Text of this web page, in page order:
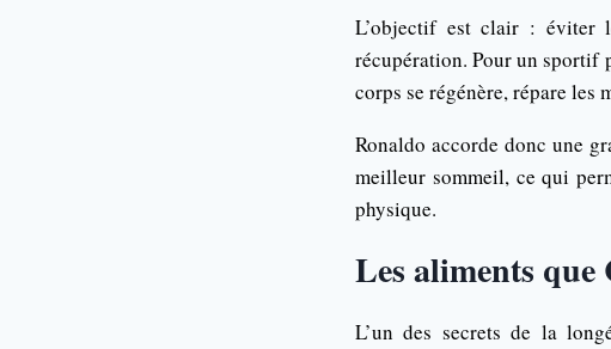
L’objectif est clair : éviter
récupération. Pour un sportif
corps se régénère, répare les
Ronaldo accorde donc une
meilleur sommeil, ce qui
physique.
Les aliments
L’un des secrets de la